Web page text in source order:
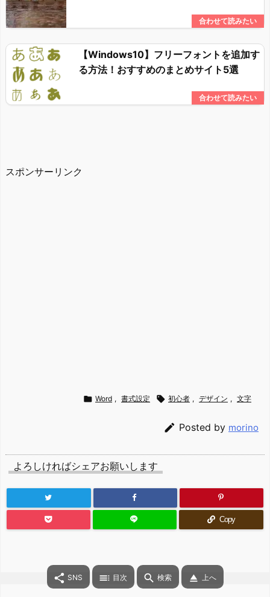
【Windows10】フリーフォントを追加す
る方法！おすすめのまとめサイト5選
スポンサーリンク
 Word , 書式設定  初心者 , デザイン , 文字
 Posted by morino
よろしければシェアお願いします
Copy
 SNS  目次  検索  上へ